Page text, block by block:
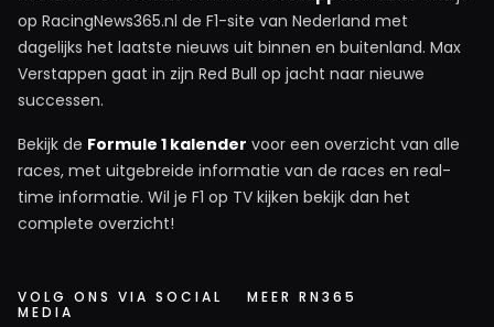
op RacingNews365.nl de F1-site van Nederland met
dagelijks het laatste nieuws uit binnen en buitenland. Max
Verstappen gaat in zijn Red Bull op jacht naar nieuwe
successen.
Bekijk de Formule 1 kalender voor een overzicht van alle
races, met uitgebreide informatie van de races en real-
time informatie. Wil je F1 op TV kijken bekijk dan het
complete overzicht!
VOLG ONS VIA SOCIAL
MEDIA
MEER RN365